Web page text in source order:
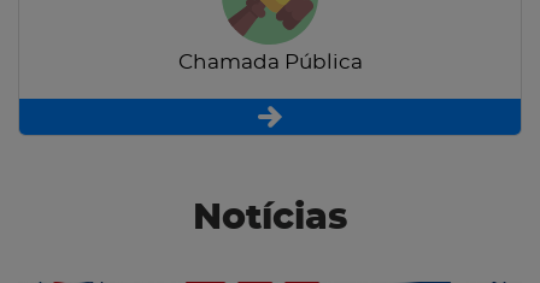
Chamada Pública
Notícias